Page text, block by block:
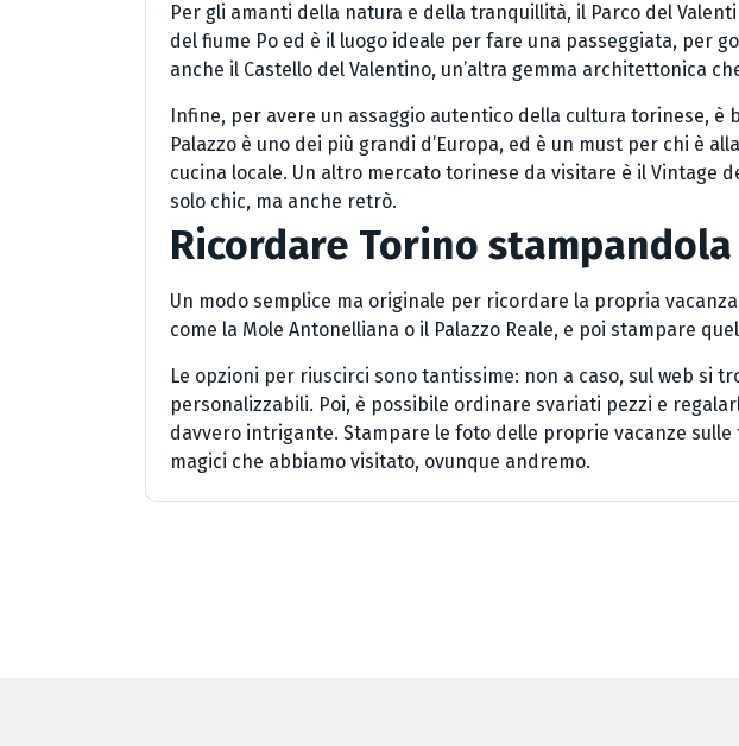
Per gli amanti della natura e della tranquillità, il Parco del
del fiume Po ed è il luogo ideale per fare una passeggiata, per
anche il Castello del Valentino, un’altra gemma architettonica
Infine, per avere un assaggio autentico della cultura torinese,
Palazzo è uno dei più grandi d’Europa, ed è un must per chi è
cucina locale. Un altro mercato torinese da visitare è il Vintage
solo chic, ma anche retrò.
Ricordare Torino
Un modo semplice ma originale per ricordare la propria
come la Mole Antonelliana o il Palazzo Reale, e poi stampare
Le opzioni per riuscirci sono tantissime: non a caso, sul web si
personalizzabili. Poi, è possibile ordinare svariati pezzi e
davvero intrigante. Stampare le foto delle proprie vacanze
magici che abbiamo visitato, ovunque andremo.